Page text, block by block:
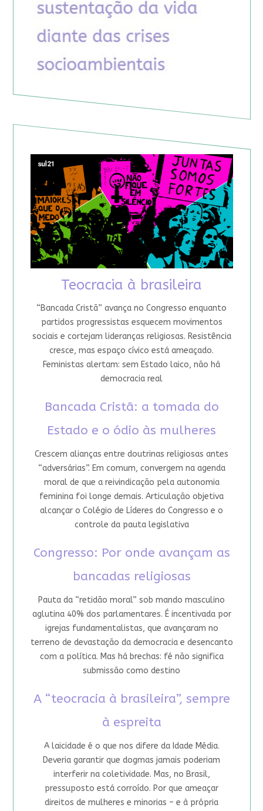
Teocracia à brasileira
“Bancada Cristã” avança no Congresso enquanto
partidos progressistas esquecem movimentos
sociais e cortejam lideranças religiosas. Resistência
cresce, mas espaço cívico está ameaçado.
Feministas alertam: sem Estado laico, não há
democracia real
Bancada Cristã: a tomada do
Estado e o ódio às mulheres
Crescem alianças entre doutrinas religiosas antes
“adversárias”. Em comum, convergem na agenda
moral de que a reivindicação pela autonomia
feminina foi longe demais. Articulação objetiva
alcançar o Colégio de Líderes do Congresso e o
controle da pauta legislativa
Congresso: Por onde avançam as
bancadas religiosas
Pauta da “retidão moral” sob mando masculino
aglutina 40% dos parlamentares. É incentivada por
igrejas fundamentalistas, que avançaram no
terreno de devastação da democracia e desencanto
com a política. Mas há brechas: fé não significa
submissão como destino
A “teocracia à brasileira”, sempre
à espreita
A laicidade é o que nos difere da Idade Média.
Deveria garantir que dogmas jamais poderiam
interferir na coletividade. Mas, no Brasil,
pressuposto está corroído. Por que ameaçar
direitos de mulheres e minorias – e à própria